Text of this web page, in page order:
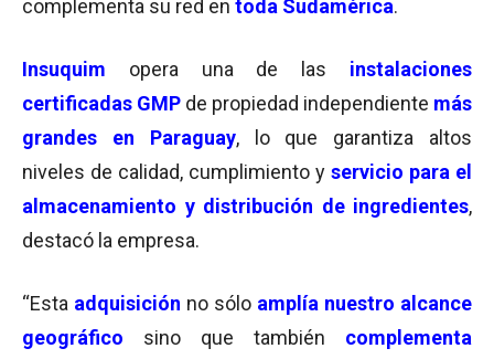
complementa su red en toda Sudamérica.
Insuquim opera una de las instalaciones
certificadas GMP de propiedad independiente más
grandes en Paraguay, lo que garantiza altos
niveles de calidad, cumplimiento y servicio para el
almacenamiento y distribución de ingredientes,
destacó la empresa.
“Esta adquisición no sólo amplía nuestro alcance
geográfico
sino que también complementa